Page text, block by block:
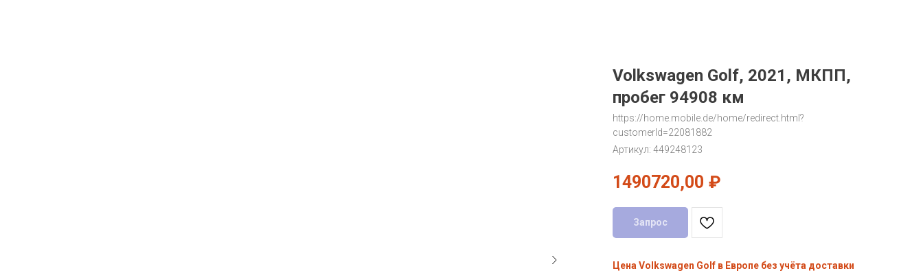
Volkswagen Golf, 2021, МКПП,
пробег 94908 км
https://home.mobile.de/home/redirect.html?
customerId=22081882
Артикул: 449248123
1490720,00 ₽
Запрос
Цена Volkswagen Golf в Европе без учёта доставки